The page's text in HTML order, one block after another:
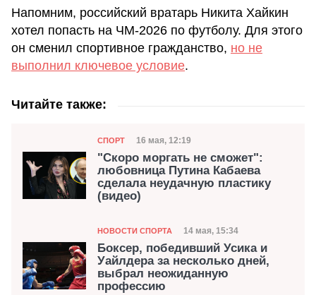
Напомним, российский вратарь Никита Хайкин
хотел попасть на ЧМ-2026 по футболу. Для этого
он сменил спортивное гражданство, но не
выполнил ключевое условие.
Читайте также:
Категория
СПОРТ Дата публикации
16 мая, 12:19
"Скоро моргать не сможет":
любовница Путина Кабаева
сделала неудачную пластику
(видео)
Категория
НОВОСТИ СПОРТА Дата публикации
14 мая, 15:34
Боксер, победивший Усика и
Уайлдера за несколько дней,
выбрал неожиданную
профессию